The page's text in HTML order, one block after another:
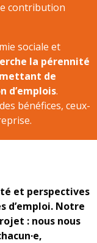
contribution
sociale et
la pérennité
de
d’emplois.
bénéfices, ceux-
et perspectives
d’emploi. Notre
: nous nous